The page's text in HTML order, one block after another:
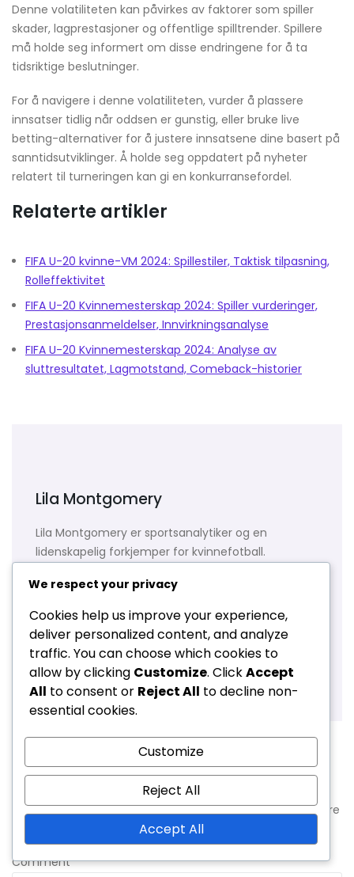
Denne volatiliteten kan påvirkes av faktorer som spiller
skader, lagprestasjoner og offentlige spilltrender. Spillere
må holde seg informert om disse endringene for å ta
tidsriktige beslutninger.
For å navigere i denne volatiliteten, vurder å plassere
innsatser tidlig når oddsen er gunstig, eller bruke live
betting-alternativer for å justere innsatsene dine basert på
sanntidsutviklinger. Å holde seg oppdatert på nyheter
relatert til turneringen kan gi en konkurransefordel.
Relaterte artikler
FIFA U-20 kvinne-VM 2024: Spillestiler, Taktisk tilpasning,
Rolleffektivitet
FIFA U-20 Kvinnemesterskap 2024: Spiller vurderinger,
Prestasjonsanmeldelser, Innvirkningsanalyse
FIFA U-20 Kvinnemesterskap 2024: Analyse av
sluttresultatet, Lagmotstand, Comeback-historier
Lila Montgomery
Lila Montgomery er sportsanalytiker og en
lidenskapelig forkjemper for kvinnefotball.
spesialiserer hun seg på å gi grundige
analyser av internasjonale turneringer,
spesielt FIFA U-20 verdensmesterskap for
kvinner. Lila tror på kraften i ungdomsidrett til
å inspirere og styrke neste generasjon av
kvinnelige idrettsutøvere.
Leave a Reply
Your email address will not be published. Required fields are
Comment*
We respect your privacy
Cookies help us improve your experience,
deliver personalized content, and analyze
traffic. You can choose which cookies to
allow by clicking Customize. ClickAccept
All to consent or Reject All to decline non-
essential cookies.
Customize
Reject All
Accept All